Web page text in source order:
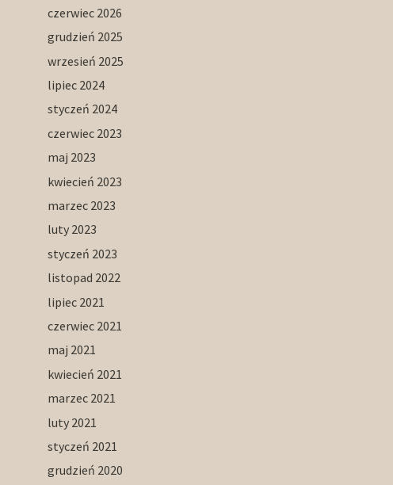
czerwiec 2026
grudzień 2025
wrzesień 2025
lipiec 2024
styczeń 2024
czerwiec 2023
maj 2023
kwiecień 2023
marzec 2023
luty 2023
styczeń 2023
listopad 2022
lipiec 2021
czerwiec 2021
maj 2021
kwiecień 2021
marzec 2021
luty 2021
styczeń 2021
grudzień 2020